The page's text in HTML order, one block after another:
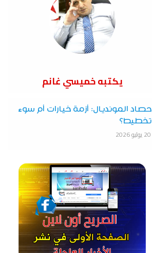
يكتبه خميسي غانم
حصاد المونديال: أزمة خيارات أم سوء
تخطيط؟
20 يوليو 2026